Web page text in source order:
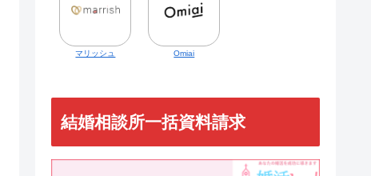
マリッシュ Omiai
結婚相談所一括資料請求